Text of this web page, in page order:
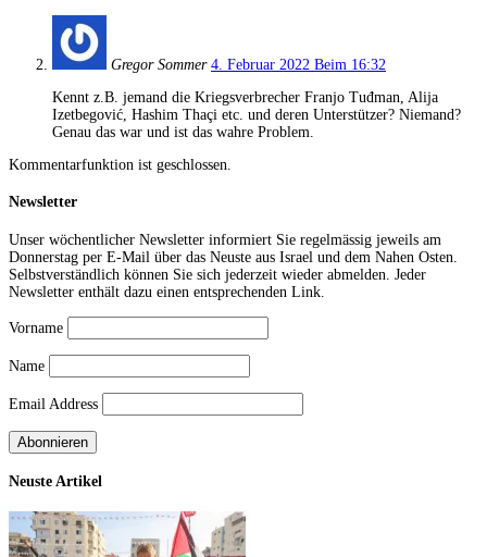
Gregor Sommer 4. Februar 2022 Beim 16:32
Kennt z.B. jemand die Kriegsverbrecher Franjo Tuđman, Alija
Izetbegović, Hashim Thaçi etc. und deren Unterstützer? Niemand?
Genau das war und ist das wahre Problem.
Kommentarfunktion ist geschlossen.
Newsletter
Unser wöchentlicher Newsletter informiert Sie regelmässig jeweils am
Donnerstag per E-Mail über das Neuste aus Israel und dem Nahen Osten.
Selbstverständlich können Sie sich jederzeit wieder abmelden. Jeder
Newsletter enthält dazu einen entsprechenden Link.
Vorname
Name
Email Address
Neuste Artikel